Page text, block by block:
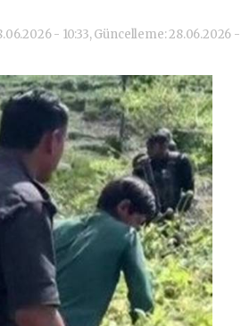
- 10:33, Güncelleme: 28.06.2026 -